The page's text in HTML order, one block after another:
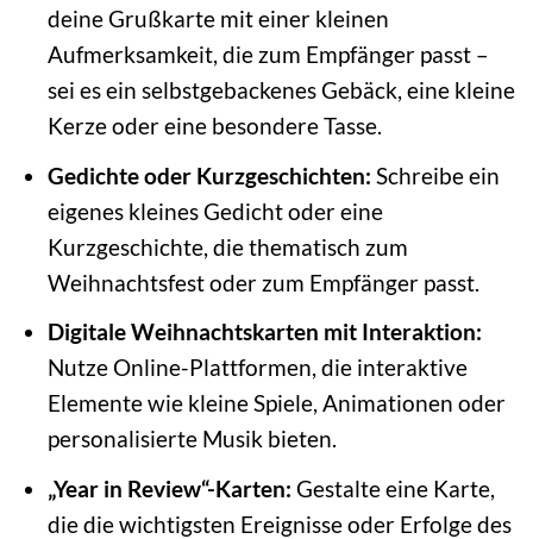
deine Grußkarte mit einer kleinen
Aufmerksamkeit, die zum Empfänger passt –
sei es ein selbstgebackenes Gebäck, eine kleine
Kerze oder eine besondere Tasse.
Gedichte oder Kurzgeschichten: Schreibe ein
eigenes kleines Gedicht oder eine
Kurzgeschichte, die thematisch zum
Weihnachtsfest oder zum Empfänger passt.
Digitale Weihnachtskarten mit Interaktion:
Nutze Online-Plattformen, die interaktive
Elemente wie kleine Spiele, Animationen oder
personalisierte Musik bieten.
„Year in Review“-Karten: Gestalte eine Karte,
die die wichtigsten Ereignisse oder Erfolge des